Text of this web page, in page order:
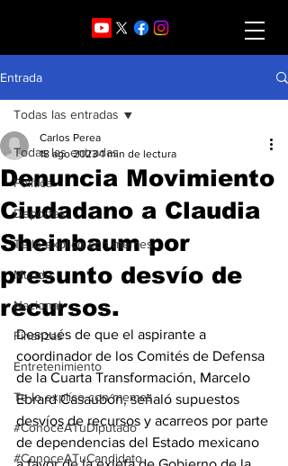
Entrada
Todas las entradas
Política
Deportes
Te lo explico con memes
Mundo
Nacional
Finanzas
Entretenimiento
Te lo explíco con memes
#ConoceATuDiputado
#ConoceATuCandidato
Todas las entradas
Denuncia Movimiento
Ciudadano a Claudia
Sheinbaum por
presunto desvío de
recursos.
Carlos Perea
18 ago 2023 1 min de lectura
Después de que el aspirante a
coordinador de los Comités de Defensa
de la Cuarta Transformación, Marcelo
Ebrard Casaubón, señaló supuestos
desvíos de recursos y acarreos por parte
de dependencias del Estado mexicano